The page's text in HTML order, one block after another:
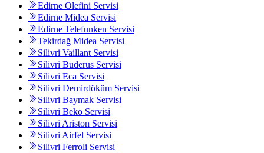
Edirne Olefini Servisi
Edirne Midea Servisi
Edirne Telefunken Servisi
Tekirdağ Midea Servisi
Silivri Vaillant Servisi
Silivri Buderus Servisi
Silivri Eca Servisi
Silivri Demirdöküm Servisi
Silivri Baymak Servisi
Silivri Beko Servisi
Silivri Ariston Servisi
Silivri Airfel Servisi
Silivri Ferroli Servisi